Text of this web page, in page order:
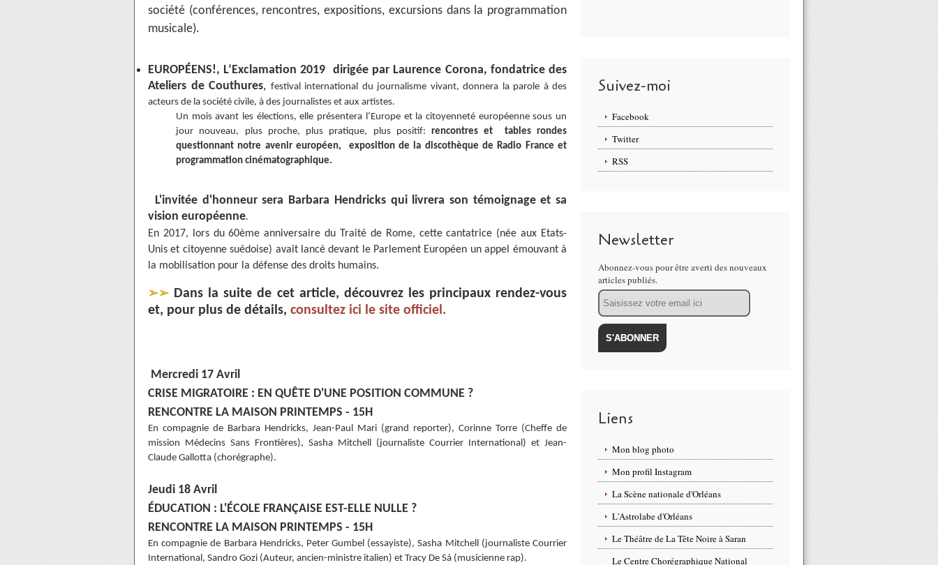
société (conférences, rencontres, expositions, excursions dans la programmation
musicale).
EUROPÉENS!, L’Exclamation 2019 dirigée par Laurence Corona, fondatrice des
Ateliers de Couthures, festival international du journalisme vivant, donnera la parole à des
acteurs de la société civile, à des journalistes et aux artistes.
Un mois avant les élections, elle présentera l’Europe et la citoyenneté européenne sous un
jour nouveau, plus proche, plus pratique, plus positif: rencontres et tables rondes
questionnant notre avenir européen, exposition de la discothèque de Radio France et
programmation cinématographique.
L'invitée d'honneur sera Barbara Hendricks qui livrera son témoignage et sa
vision européenne.
En 2017, lors du 60ème anniversaire du Traité de Rome, cette cantatrice (née aux Etats-
Unis et citoyenne suédoise) avait lancé devant le Parlement Européen un appel émouvant à
la mobilisation pour la défense des droits humains.
➢➢ Dans la suite de cet article, découvrez les principaux rendez-vous
et, pour plus de détails, consultez ici le site officiel.
Mercredi 17 Avril
CRISE MIGRATOIRE : EN QUÊTE D'UNE POSITION COMMUNE ?
RENCONTRE LA MAISON PRINTEMPS - 15H
En compagnie de Barbara Hendricks, Jean-Paul Mari (grand reporter), Corinne Torre (Cheffe de
mission Médecins Sans Frontières), Sasha Mitchell (journaliste Courrier International) et Jean-
Claude Gallotta (chorégraphe).
Jeudi 18 Avril
ÉDUCATION : L'ÉCOLE FRANÇAISE EST-ELLE NULLE ?
RENCONTRE LA MAISON PRINTEMPS - 15H
En compagnie de Barbara Hendricks, Peter Gumbel (essayiste), Sasha Mitchell (journaliste Courrier
International, Sandro Gozi (Auteur, ancien-ministre italien) et Tracy De Sá (musicienne rap).
Suivez-moi
Facebook
Twitter
RSS
Newsletter
Abonnez-vous pour être averti des nouveaux
articles publiés.
Email
Liens
Mon blog photo
Mon profil Instagram
La Scène nationale d'Orléans
L'Astrolabe d'Orléans
Le Théâtre de La Tête Noire à Saran
Le Centre Chorégraphique National